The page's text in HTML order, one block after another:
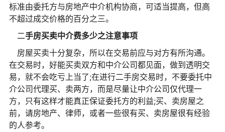
标准由委托方与房地产中介机构协商，可适当提高，但高
不超过成交价格的百分之三。
二手房买卖中介费多少之注意事项
房屋买卖十分复杂，所以在交易前应与对方有所沟通。
在交易时，好能买卖双方和中介公司都见面，做到透明交
易，就不会吃亏上当了;在进行二手房交易时，不要委托中
介公司代理买、卖两方，而是尽量让中介公司仅代理一
方，只有这样才能真正保证委托方的利益;买、卖房屋之
前，请房地产、律师，或者一些很有买、卖房屋很有经验
的人参考。